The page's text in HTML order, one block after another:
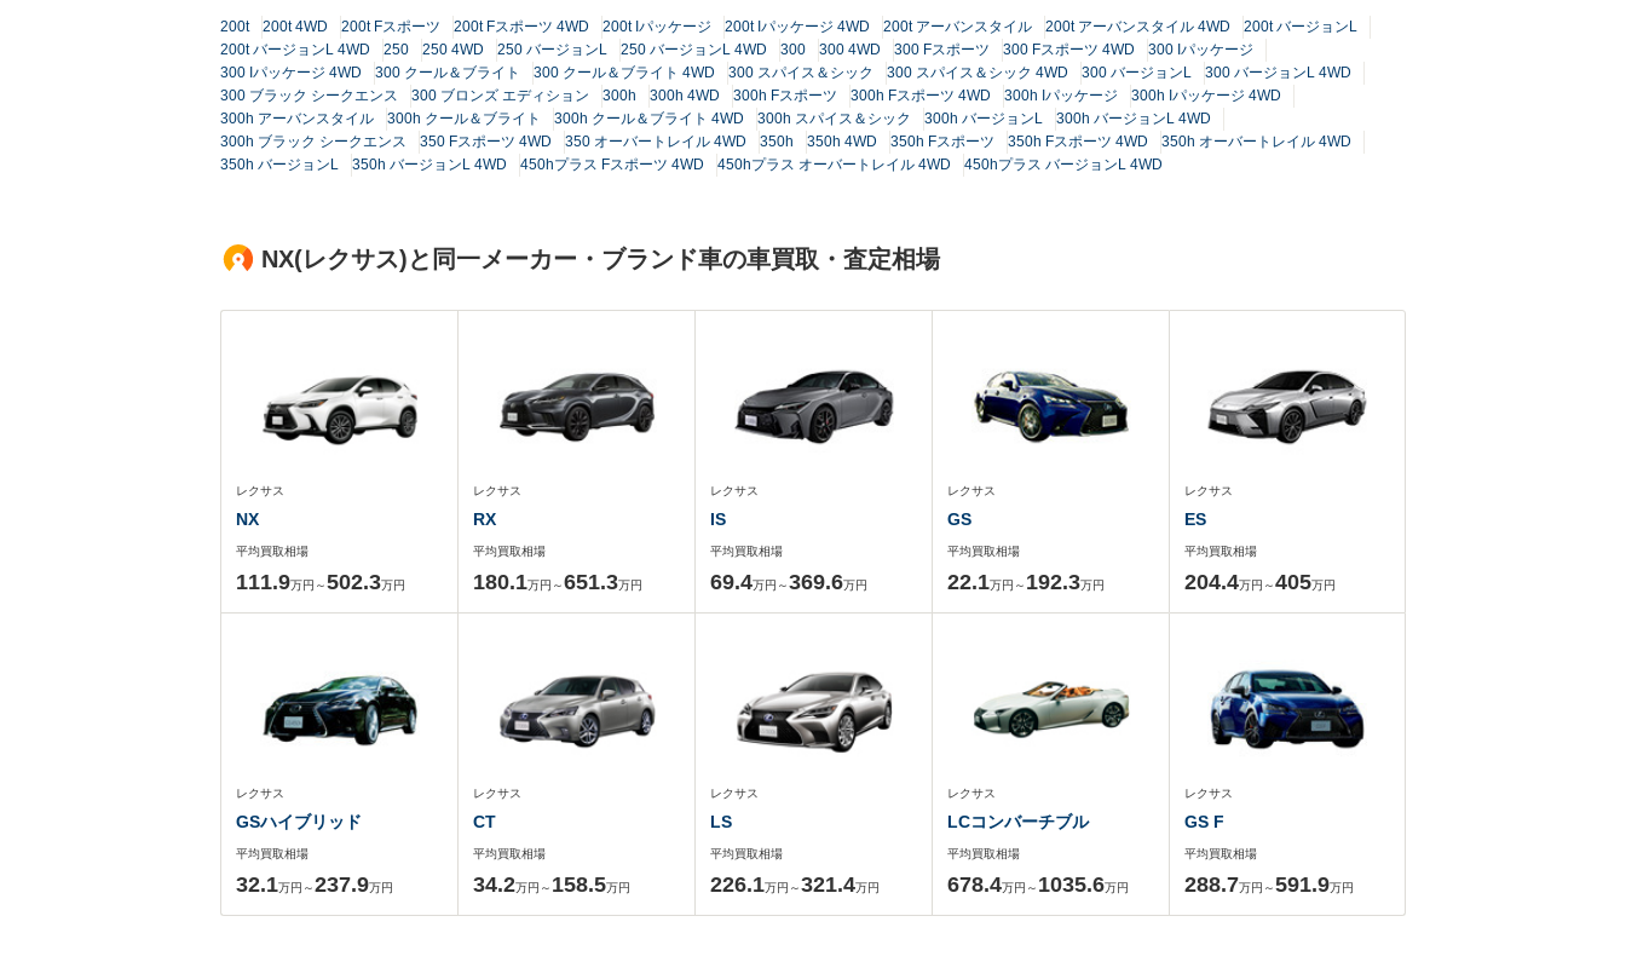
200t 200t 4WD 200t Fスポーツ 200t Fスポーツ 4WD 200t Iパッケージ 200t Iパッケージ 4WD 200t アーバンスタイル 200t アーバンスタイル 4WD
200t バージョンL
200t バージョンL 4WD
250 250 4WD 250 バージョンL 250 バージョンL 4WD 300 300 4WD 300 Fスポーツ 300 Fスポーツ 4WD
300 Iパッケージ
300 Iパッケージ 4WD
300 クール＆ブライト 300 クール＆ブライト 4WD 300 スパイス＆シック 300 スパイス＆シック 4WD 300 バージョンL
300 バージョンL 4WD
300 ブラック シークエンス
300 ブロンズ エディション 300h 300h 4WD 300h Fスポーツ 300h Fスポーツ 4WD 300h Iパッケージ
300h Iパッケージ 4WD
300h アーバンスタイル
300h クール＆ブライト 300h クール＆ブライト 4WD 300h スパイス＆シック 300h バージョンL
300h バージョンL 4WD
300h ブラック シークエンス
350 Fスポーツ 4WD 350 オーバートレイル 4WD 350h 350h 4WD 350h Fスポーツ 350h Fスポーツ 4WD
350h オーバートレイル 4WD
350h バージョンL
350h バージョンL 4WD 450hプラス Fスポーツ 4WD 450hプラス オーバートレイル 4WD 450hプラス バージョンL 4WD
NX(レクサス)と同一メーカー・ブランド車の車買取・査定相場
レクサス
NX
平均買取相場
111.9万円～502.3万円
レクサス
RX
平均買取相場
180.1万円～651.3万円
レクサス
IS
平均買取相場
69.4万円～369.6万円
レクサス
GS
平均買取相場
22.1万円～ 192.3万円
レクサス
ES
平均買取相場
204.4万円～405万円
レクサス
GSハイブリッド
平均買取相場
32.1万円～237.9万円
レクサス
CT
平均買取相場
34.2万円～ 158.5万円
レクサス
LS
平均買取相場
226.1万円～321.4万円
レクサス
LCコンバーチブル
平均買取相場
678.4万円～ 1035.6万円
レクサス
GS F
平均買取相場
288.7万円～591.9万円